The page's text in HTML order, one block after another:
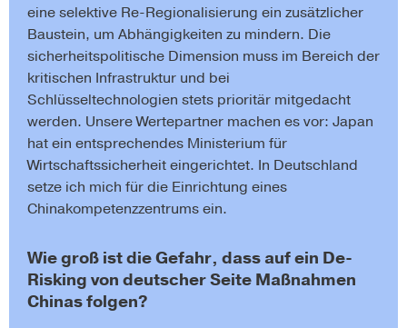
eine selektive Re-Regionalisierung ein zusätzlicher
Baustein, um Abhängigkeiten zu mindern. Die
sicherheitspolitische Dimension muss im Bereich der
kritischen Infrastruktur und bei
Schlüsseltechnologien stets prioritär mitgedacht
werden. Unsere Wertepartner machen es vor: Japan
hat ein entsprechendes Ministerium für
Wirtschaftssicherheit eingerichtet. In Deutschland
setze ich mich für die Einrichtung eines
Chinakompetenzzentrums ein.
Wie groß ist die Gefahr, dass auf ein De-
Risking von deutscher Seite Maßnahmen
Chinas folgen?